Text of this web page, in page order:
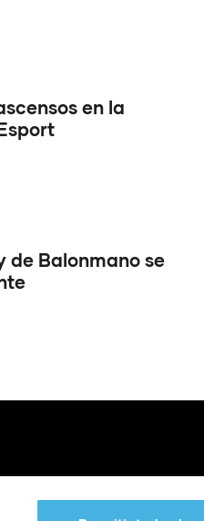
en la
de Balonmano se